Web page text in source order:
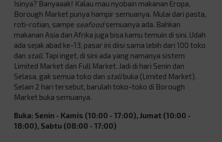
Isinya? Banyaaak! Kalau mau nyobain makanan Eropa,
Borough Market punya hampir semuanya. Mulai dari pasta,
roti-rotian, sampe seafoodsemuanya ada. Bahkan
makanan Asia dan Afrika juga bisa kamu temuin di sini. Udah
ada sejak abad ke-13, pasar ini diisi sama lebih dari 100 toko
dan stall.Tapi inget, di sini ada yang namanya sistem
Limited Market dan Full Market. Jadi di hari Senin dan
Selasa, gak semua toko dan stallbuka (Limited Market).
Selain 2 hari tersebut, barulah toko-toko di Borough
Market buka semuanya.
Buka: Senin - Kamis (10:00 - 17:00), Jumat (10:00 -
18:00), Sabtu (08:00 - 17:00)